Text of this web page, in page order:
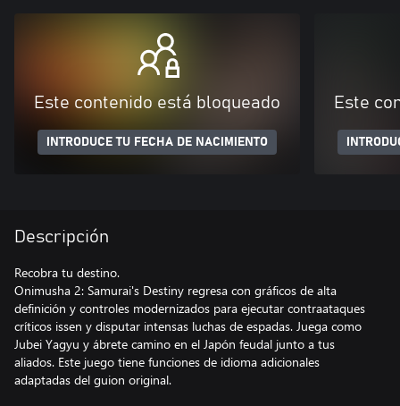
Este contenido está bloqueado
INTRODUCE TU FECHA DE NACIMIENTO
Este
Descripción
Recobra tu destino.
Onimusha 2: Samurai's Destiny regresa con gráficos de alta
definición y controles modernizados para ejecutar contraataques
críticos issen y disputar intensas luchas de espadas. Juega como
Jubei Yagyu y ábrete camino en el Japón feudal junto a tus
aliados. Este juego tiene funciones de idioma adicionales
adaptadas del guion original.